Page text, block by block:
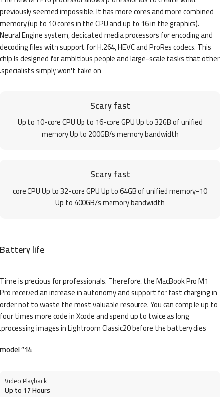
previously seemed impossible. It has more cores and more combined
memory (up to 10 cores in the CPU and up to 16 in the graphics).
Neural Engine system, dedicated media processors for encoding and
decoding files with support for H.264, HEVC and ProRes codecs. This
chip is designed for ambitious people and large-scale tasks that other
specialists simply won't take on.
Scary fast
Up to 10-core CPU Up to 16-core GPU Up to 32GB of unified
memory Up to 200GB/s memory bandwidth
Scary fast
10-core CPU Up to 32-core GPU Up to 64GB of unified memory
Up to 400GB/s memory bandwidth
Battery life
Time is precious for professionals. Therefore, the MacBook Pro M1
Pro received an increase in autonomy and support for fast charging in
order not to waste the most valuable resource. You can compile up to
four times more code in Xcode and spend up to twice as long
processing images in Lightroom Classic20 before the battery dies.
14” model
Video Playback
Up to 17 Hours